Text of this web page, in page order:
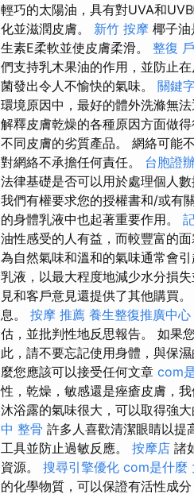
輕巧的太陽油，具有對UVA和
化並滋潤皮膚。 新竹 按摩 椰子油
生素E柔軟並使皮膚柔滑。 整復
們支持乳木果油的作用，並防止
菌發出令人不愉快的氣味。 關鍵
環境原因中，最好的體外洗滌無
解釋皮膚乾燥的各種原因方面做得
不同皮膚的劣質產品。 網絡可能
對網絡不承擔任何責任。 台胞證
法律基礎是否可以用於處理個人數
我們有權要求您的授權書和/或有
的身體乳液中也起著重要作用。
油性感受的人有益，而較豐富的
為自然氣味和溫和的氣味通常會
乳液，以最大程度地減少水分損
見和客戶意見還提供了其他購買。
息。 按摩 推薦 養生整復推廣中心
估，並批判性地反思報告。 如果
此，請不要忘記使用身體，與保
麼您應該可以接受任何文章 com
性，乾燥，敏感還是痤瘡皮膚，
沐浴露的氣味很大，可以取得強大
中 整骨 許多人喜歡清潔眼睛以提
工具並防止過敏反應。 按摩店 諸
資源。 搜尋引擎優化 com是什麼
的化學物質，可以保證有活性成